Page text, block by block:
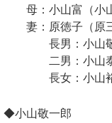
母：小山富（小山
妻：原徳子（原三
長男：小山敬
二男：小山
長女：小山
◆小山敬一郎